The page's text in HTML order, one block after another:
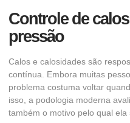
Controle de
pressão
Calos e calosidades são
contínua. Embora muitas
problema costuma voltar
isso, a podologia moderna
também o motivo pelo qual ela